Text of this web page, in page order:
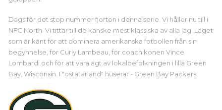
Dags för det stop nummer fjorton i denna serie. Vi håller nu till i
NFC North. Vi tittar till de kanske mest klassiska av alla lag. Laget
som är känt för att dominera amerikanska fotbollen från sin
begynnelse, för Curly Lambeau, för coachikonen Vince
Lombardi och för att vara ägt av lokalbefolkningen i lilla Green
Bay, Wisconsin. I "ostätarland" huserar - Green Bay Packers.